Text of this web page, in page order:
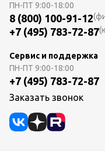
ПН-ПТ 9:00-18:00
8 (800) 100-91-12
+7 (495) 783-72-87
Сервис и поддержка
ПН-ПТ 9:00-18:00
+7 (495) 783-72-87
Заказать звонок